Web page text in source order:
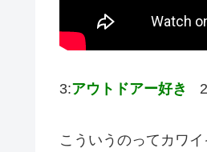
3:アウトドアー好き
こういうのってカワ